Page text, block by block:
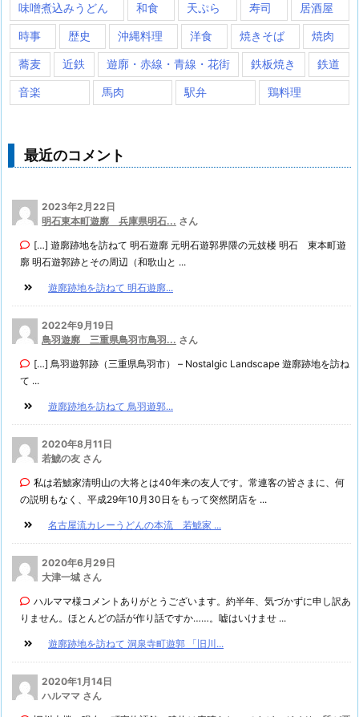
味噌煮込みうどん 和食 天ぷら 寿司 居酒屋
時事 歴史 沖縄料理 洋食 焼きそば 焼肉
蕎麦 近鉄 遊廓・赤線・青線・花街 鉄板焼き 鉄道
音楽 馬肉 駅弁 鶏料理
最近のコメント
2023年2月22日
明石東本町遊廓 兵庫県明石... さん
[…] 遊廓跡地を訪ねて 明石遊廓 元明石遊郭界隈の元妓楼 明石 東本町遊
廓 明石遊郭跡とその周辺（和歌山と ...
遊廓跡地を訪ねて 明石遊廓...
2022年9月19日
鳥羽遊廓 三重県鳥羽市鳥羽... さん
[…] 鳥羽遊郭跡（三重県鳥羽市） – Nostalgic Landscape 遊廓跡地を訪ね
て ...
遊廓跡地を訪ねて 鳥羽遊郭...
2020年8月11日
若鯱の友 さん
私は若鯱家清明山の大将とは40年来の友人です。常連客の皆さまに、何
の説明もなく、平成29年10月30日をもって突然閉店を ...
名古屋流カレーうどんの本流 若鯱家 ...
2020年6月29日
大津一城 さん
ハルママ様コメントありがとうございます。約半年、気づかずに申し訳あ
りません。ほとんどの話が作り話ですか……。嘘はいけませ ...
遊廓跡地を訪ねて 洞泉寺町遊郭 「旧川...
2020年1月14日
ハルママ さん